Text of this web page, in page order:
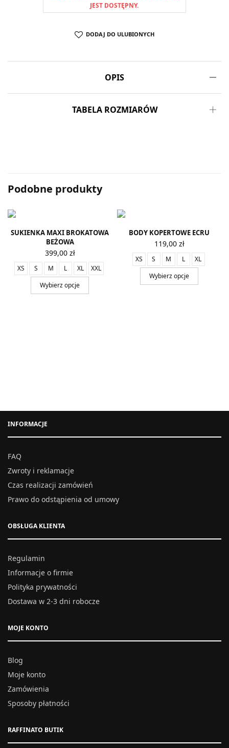
JEST DOSTĘPNY.
DODAJ DO ULUBIONYCH
OPIS
TABELA ROZMIARÓW
Podobne produkty
SUKIENKA MAXI BROKATOWA
BEŻOWA
399,00 zł
XS S M L XL
XXL
Wybierz opcje
BODY KOPERTOWE ECRU
119,00 zł
XS S M L
XL
Wybierz opcje
INFORMACJE
FAQ
Zwroty i reklamacje
Czas realizacji zamówień
Prawo do odstąpienia od umowy
OBSŁUGA KLIENTA
Regulamin
Informacje o firmie
Polityka prywatności
Dostawa w 2-3 dni robocze
MOJE KONTO
Blog
Moje konto
Zamówienia
Sposoby płatności
RAFFINATO BUTIK